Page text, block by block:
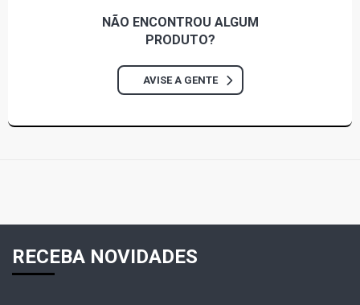
NÃO ENCONTROU ALGUM
PRODUTO?
AVISE A GENTE
RECEBA NOVIDADES